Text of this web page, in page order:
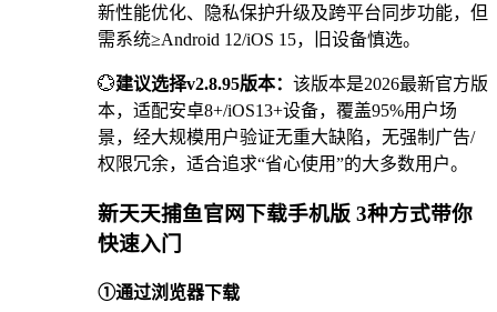
新性能优化、隐私保护升级及跨平台同步功能，但
需系统≥Android 12/iOS 15，旧设备慎选。
💮建议选择v2.8.95版本： 该版本是2026最新官方版
本，适配安卓8+/iOS13+设备，覆盖95%用户场
景，经大规模用户验证无重大缺陷，无强制广告/
权限冗余，适合追求“省心使用”的大多数用户。
新天天捕鱼官网下载手机版 3种方式带你
快速入门
①通过浏览器下载